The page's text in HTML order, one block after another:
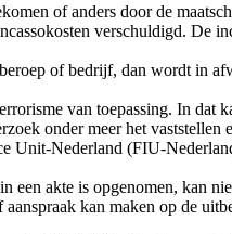
of anders door de
verschuldigd. De
of bedrijf, dan wordt in
van toepassing. In dat
onder meer het
Nederland (FIU-
akte is opgenomen, kan
kan maken op de